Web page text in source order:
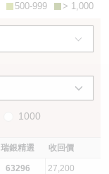
> 1,000
500-999
1000
瑞銀精選 收回價
63296 27,200